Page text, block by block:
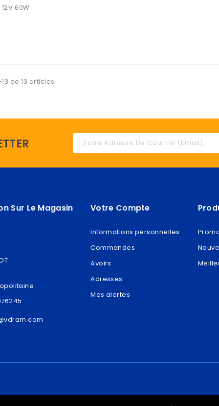
12V 60W
de 13 articles
Sur Le Magasin Votre Compte
Informations personnelles
Commandes
Avoirs
Adresses
Mes alertes